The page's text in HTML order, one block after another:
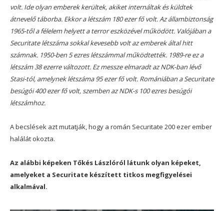
volt. Ide olyan emberek kerültek, akiket internáltak és küldtek
átnevelő táborba. Ekkor a létszám 180 ezer fő volt. Az állambiztonság
1965-től a félelem helyett a terror eszközével működött. Valójában a
Securitate létszáma sokkal kevesebb volt az emberek által hitt
számnak. 1950-ben 5 ezres létszámmal működtették. 1989-re ez a
létszám 38 ezerre változott. Ez messze elmaradt az NDK-ban lévő
Stasi-tól, amelynek létszáma 95 ezer fő volt. Romániában a Securitate
besúgói 400 ezer fő volt, szemben az NDK-s 100 ezres besúgói
létszámhoz.
A becslések azt mutatják, hogy a román Securitate 200 ezer ember
halálát okozta.
Az alábbi képeken Tőkés Lászlóról látunk olyan képeket,
amelyeket a Securitate készített titkos megfigyelései
alkalmával.